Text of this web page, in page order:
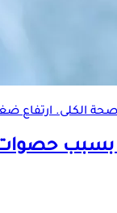
الكلى. ارتفاع
بسبب حصوات